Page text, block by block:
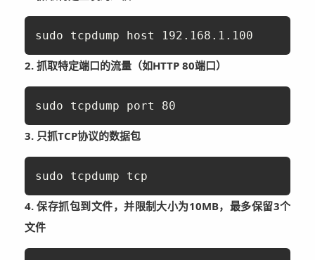
sudo tcpdump host 192.168.1.100
2. 抓取特定端口的流量（如HTTP 80端口）
sudo tcpdump port 80
3. 只抓TCP协议的数据包
sudo tcpdump tcp
4. 保存抓包到文件，并限制大小为10MB，最多保留3个
文件